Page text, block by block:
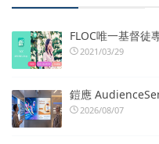
FLOC唯一基督徒
2021/03/29
鎧應
2026/08/07